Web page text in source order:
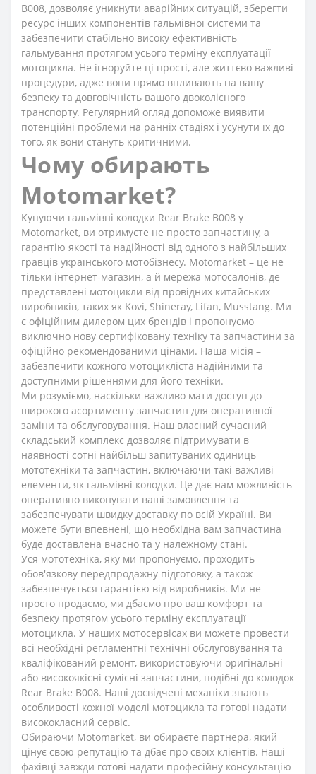
B008, дозволяє уникнути аварійних ситуацій, зберегти
ресурс інших компонентів гальмівної системи та
забезпечити стабільно високу ефективність
гальмування протягом усього терміну експлуатації
мотоцикла. Не ігноруйте ці прості, але життєво важливі
процедури, адже вони прямо впливають на вашу
безпеку та довговічність вашого двоколісного
транспорту. Регулярний огляд допоможе виявити
потенційні проблеми на ранніх стадіях і усунути їх до
того, як вони стануть критичними.
Чому обирають
Motomarket?
Купуючи гальмівні колодки Rear Brake B008 у
Motomarket, ви отримуєте не просто запчастину, а
гарантію якості та надійності від одного з найбільших
гравців українського мотобізнесу. Motomarket – це не
тільки інтернет-магазин, а й мережа мотосалонів, де
представлені мотоцикли від провідних китайських
виробників, таких як Kovi, Shineray, Lifan, Musstang. Ми
є офіційним дилером цих брендів і пропонуємо
виключно нову сертифіковану техніку та запчастини за
офіційно рекомендованими цінами. Наша місія –
забезпечити кожного мотоцикліста надійними та
доступними рішеннями для його техніки.
Ми розуміємо, наскільки важливо мати доступ до
широкого асортименту запчастин для оперативної
заміни та обслуговування. Наш власний сучасний
складський комплекс дозволяє підтримувати в
наявності сотні найбільш запитуваних одиниць
мототехніки та запчастин, включаючи такі важливі
елементи, як гальмівні колодки. Це дає нам можливість
оперативно виконувати ваші замовлення та
забезпечувати швидку доставку по всій Україні. Ви
можете бути впевнені, що необхідна вам запчастина
буде доставлена вчасно та у належному стані.
Уся мототехніка, яку ми пропонуємо, проходить
обов'язкову передпродажну підготовку, а також
забезпечується гарантією від виробників. Ми не
просто продаємо, ми дбаємо про ваш комфорт та
безпеку протягом усього терміну експлуатації
мотоцикла. У наших мотосервісах ви можете провести
всі необхідні регламентні технічні обслуговування та
кваліфікований ремонт, використовуючи оригінальні
або високоякісні сумісні запчастини, подібні до колодок
Rear Brake B008. Наші досвідчені механіки знають
особливості кожної моделі мотоцикла та готові надати
висококласний сервіс.
Обираючи Motomarket, ви обираєте партнера, який
цінує свою репутацію та дбає про своїх клієнтів. Наші
фахівці завжди готові надати професійну консультацію